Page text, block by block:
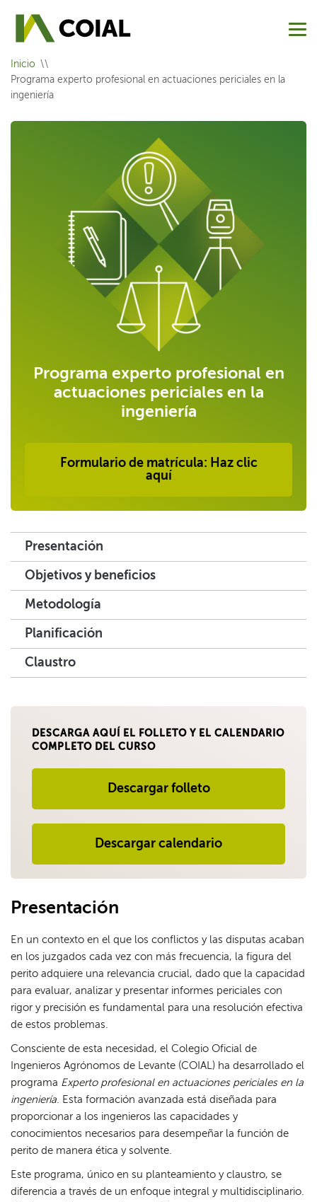
Inicio
Programa experto profesional en actuaciones periciales en la
ingeniería
Programa experto profesional en
actuaciones periciales en la
ingeniería
Formulario de matrícula: Haz clic
aquí
Presentación
En un contexto en el que los conflictos y las disputas acaban
en los juzgados cada vez con más frecuencia, la figura del
perito adquiere una relevancia crucial, dado que la capacidad
para evaluar, analizar y presentar informes periciales con
rigor y precisión es fundamental para una resolución efectiva
de estos problemas.
Consciente de esta necesidad, el Colegio Oficial de
Ingenieros Agrónomos de Levante (COIAL) ha desarrollado el
programa Experto profesional en actuaciones periciales en la
ingeniería . Esta formación avanzada está diseñada para
proporcionar a los ingenieros las capacidades y
conocimientos necesarios para desempeñar la función de
perito de manera ética y solvente.
Este programa, único en su planteamiento y claustro, se
diferencia a través de un enfoque integral y multidisciplinario.
Presentación
Objetivos y beneficios
Metodología
Planificación
Claustro
DESCARGA AQUÍ EL FOLLETO Y EL CALENDARIO
COMPLETO DEL CURSO
Descargar folleto
Descargar calendario